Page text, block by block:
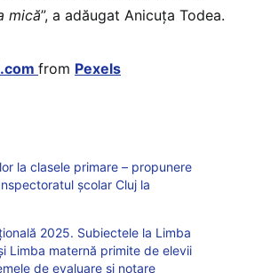
mică”, a adăugat Anicuța Todea.
from Pexels
la clasele primare – propunere
școlar Cluj la
2025. Subiectele la Limba
Limba maternă primite de elevii
de evaluare și notare